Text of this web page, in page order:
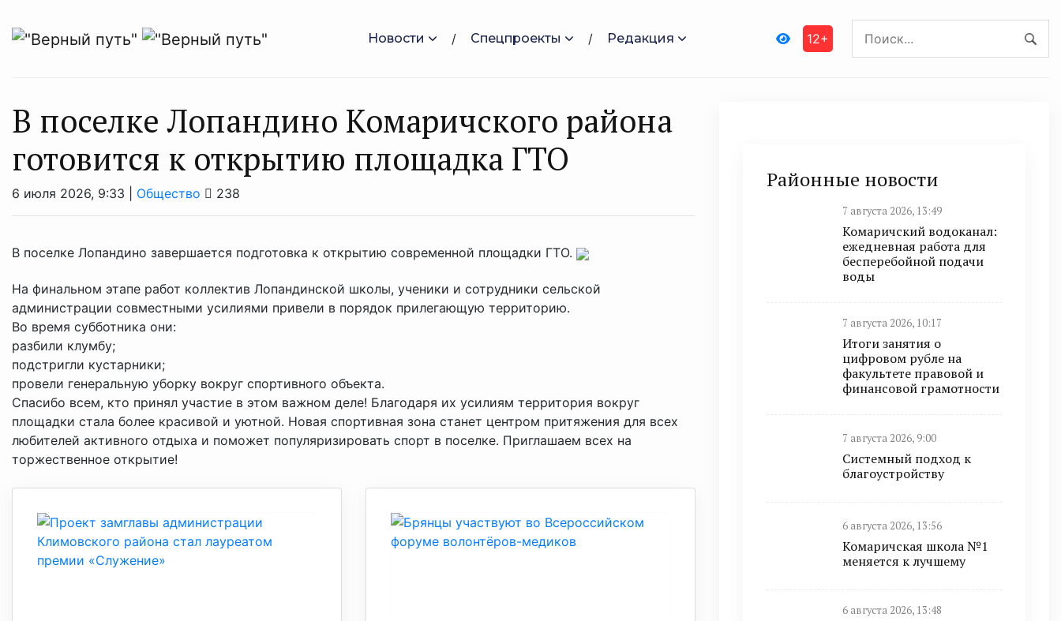
Новости Спецпроекты Редакция 12+
В поселке Лопандино Комаричского района
готовится к открытию площадка ГТО
6 июля 2026, 9:33 | Общество 238
В поселке Лопандино завершается подготовка к открытию современной площадки ГТО.
На финальном этапе работ коллектив Лопандинской школы, ученики и сотрудники сельской
администрации совместными усилиями привели в порядок прилегающую территорию.
Во время субботника они:
разбили клумбу;
подстригли кустарники;
провели генеральную уборку вокруг спортивного объекта.
Спасибо всем, кто принял участие в этом важном деле! Благодаря их усилиям территория вокруг
площадки стала более красивой и уютной. Новая спортивная зона станет центром притяжения для всех
любителей активного отдыха и поможет популяризировать спорт в поселке. Приглашаем всех на
торжественное открытие!
Районные новости
7 августа 2026, 13:49
Комаричский водоканал:
ежедневная работа для
бесперебойной подачи
воды
7 августа 2026, 10:17
Итоги занятия о
цифровом рубле на
факультете правовой и
финансовой грамотности
7 августа 2026, 9:00
Системный подход к
благоустройству
6 августа 2026, 13:56
Комаричская школа №1
меняется к лучшему
6 августа 2026, 13:48